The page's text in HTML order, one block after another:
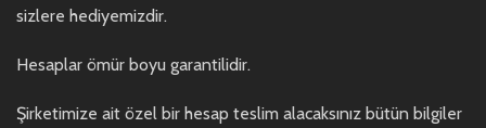
sizlere hediyemizdir.
Hesaplar ömür boyu garantilidir.
Şirketimize ait özel bir hesap teslim alacaksınız bütün bilgiler